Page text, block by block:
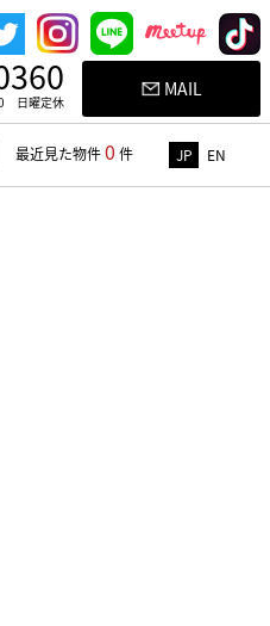
日曜定休
MAIL
最近見た物件0 件 JP EN